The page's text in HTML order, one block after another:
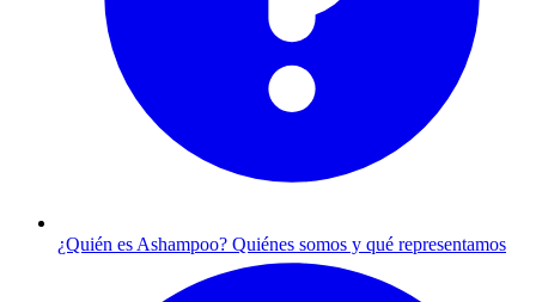
¿Quién es Ashampoo? Quiénes somos y qué representamos